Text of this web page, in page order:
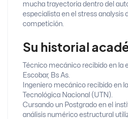
mucha trayectoria dentro del
especialista en el stress analysis
competición.
Su historial
Técnico mecánico recibido en la
Escobar, Bs As.
Ingeniero mecánico recibido en
Tecnológica Nacional (UTN).
Cursando un Postgrado en el
análisis numérico estructural